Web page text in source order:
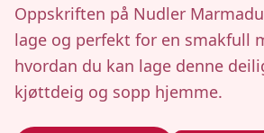
Oppskriften på Nudler
lage og perfekt for en smakfull
hvordan du kan lage denne
kjøttdeig og sopp hjemme.